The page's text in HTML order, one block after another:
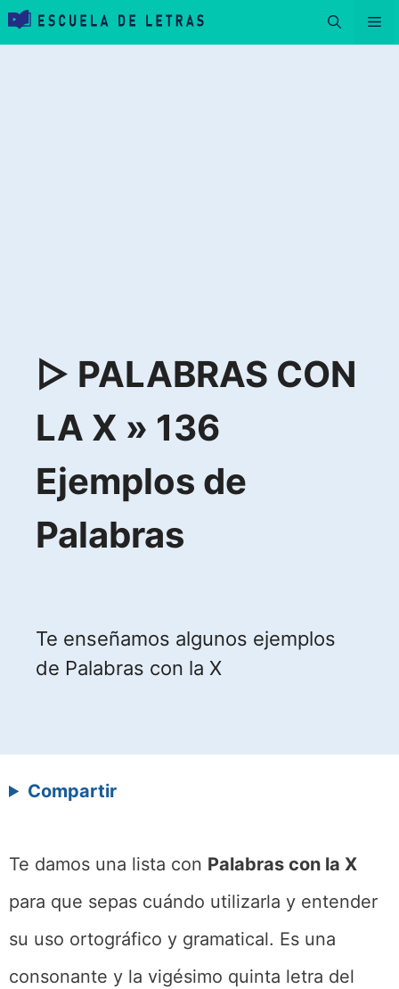
Saltar
▷ PALABRAS CON
LA X » 136
Ejemplos de
Palabras
Te enseñamos algunos ejemplos
de Palabras con la X
Compartir
Te damos una lista con Palabras con la X
para que sepas cuándo utilizarla y entender
su uso ortográfico y gramatical. Es una
consonante y la vigésimo quinta letra del